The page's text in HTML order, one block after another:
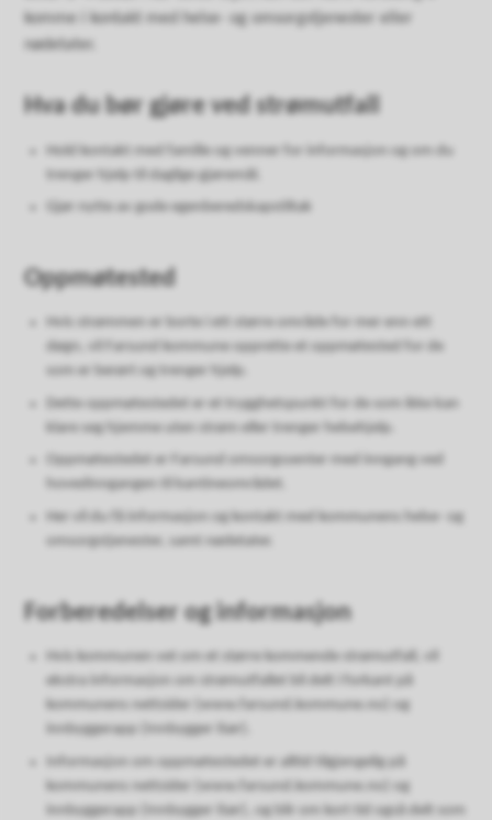
komme i kontakt med helse- og omsorgstjenester eller
nødetater.
Hva du bør gjøre ved strømutfall
Hold kontakt med familie og venner for informasjon og om du
trenger hjelp til daglige gjøremål.
Gjør nytte av gode egenberedskapstiltak
Oppmøtested
døgn, vil Farsund kommune opprette et oppmøtested for de
som er berørt og trenger hjelp.
Dette oppmøtestedet er et trygghetspunkt for de som ikke kan
klare seg hjemme uten strøm eller trenger helsehjelp.
Oppmøtestedet er Farsund omsorgssenter med inngang ved
hovedinngangen til kantineområdet.
Her vil du få informasjon og kontakt med kommunens helse- og
omsorgstjenester, samt nødetater.
Forberedelser og informasjon
ekstra informasjon om strømutfallet bli delt i forkant på
kommunens nettsider (www.farsund.kommune.no) og
innbyggerapp (Innbygger iSør).
Informasjon om oppmøtestedet er alltid tilgjengelig på
kommunens nettsider (www.farsund.kommune.no) og
innbyggerapp (Innbygger iSør), og blir om kort tid også delt som